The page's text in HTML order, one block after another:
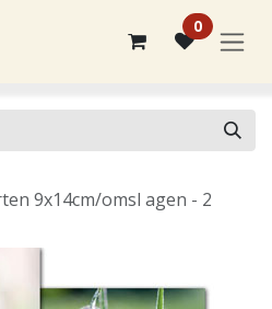
0
9x14cm/omsl agen - 2